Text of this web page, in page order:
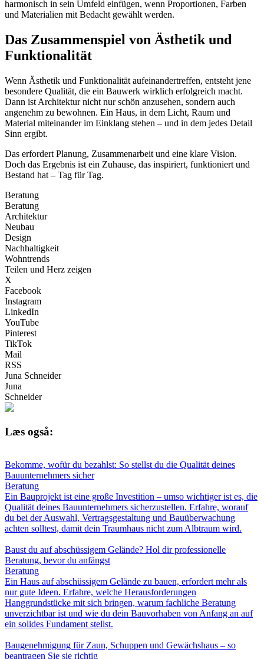
harmonisch in sein Umfeld einfügen, wenn Proportionen, Farben
und Materialien mit Bedacht gewählt werden.
Das Zusammenspiel von Ästhetik und
Funktionalität
Wenn Ästhetik und Funktionalität aufeinandertreffen, entsteht jene
besondere Qualität, die ein Bauwerk wirklich erfolgreich macht.
Dann ist Architektur nicht nur schön anzusehen, sondern auch
angenehm zu bewohnen. Ein Haus, in dem Licht, Raum und
Material miteinander im Einklang stehen – und in dem jedes Detail
Sinn ergibt.
Das erfordert Planung, Zusammenarbeit und eine klare Vision.
Doch das Ergebnis ist ein Zuhause, das inspiriert, funktioniert und
Bestand hat – Tag für Tag.
Beratung
Beratung
Architektur
Neubau
Design
Nachhaltigkeit
Wohntrends
Teilen und Herz zeigen
X
Facebook
Instagram
LinkedIn
YouTube
Pinterest
TikTok
Mail
RSS
Juna Schneider
Juna
Schneider
Læs også:
Bekomme, wofür du bezahlst: So stellst du die Qualität deines
Bauunternehmers sicher
Beratung
Ein Bauprojekt ist eine große Investition – umso wichtiger ist es, die
Qualität deines Bauunternehmers sicherzustellen. Erfahre, worauf
du bei der Auswahl, Vertragsgestaltung und Bauüberwachung
achten solltest, damit dein Traumhaus nicht zum Albtraum wird.
Baust du auf abschüssigem Gelände? Hol dir professionelle
Beratung, bevor du anfängst
Beratung
Ein Haus auf abschüssigem Gelände zu bauen, erfordert mehr als
nur gute Ideen. Erfahre, welche Herausforderungen
Hanggrundstücke mit sich bringen, warum fachliche Beratung
unverzichtbar ist und wie du dein Bauvorhaben von Anfang an auf
ein solides Fundament stellst.
Baugenehmigung für Zaun, Schuppen und Gewächshaus – so
beantragen Sie sie richtig